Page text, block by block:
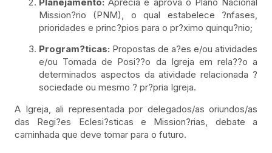
Mission?rio (PNM), o qual estabelece ?nfases,
prioridades e princ?pios para o pr?ximo quinqu?nio;
Program?ticas: Propostas de a?es e/ou atividades
e/ou Tomada de Posi??o da Igreja em rela??o a
determinados aspectos da atividade relacionada ?
sociedade ou mesmo ? pr?pria Igreja.
A Igreja, ali representada por delegados/as oriundos/as
das Regi?es Eclesi?sticas e Mission?rias, debate a
caminhada que deve tomar para o futuro.